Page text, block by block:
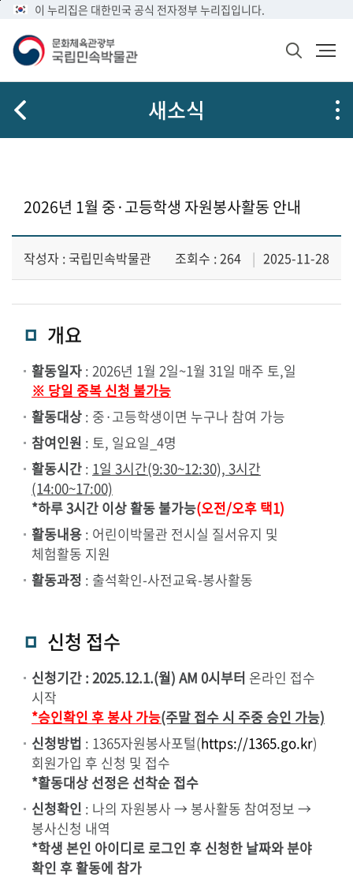
가
가
이 누리집은 대한민국 공식 전자정부 누리집입니다.
검
창
새소식
2026년 1월 중·고등학생 자원봉사활동 안내
작성자 : 국립민속박물관 조회수 : 264 2025-11-28
개요
활동일자 : 2026년 1월 2일~1월 31일 매주 토,일
※ 당일 중복 신청 불가능
활동대상 : 중·고등학생이면 누구나 참여 가능
참여인원 : 토, 일요일_4명
활동시간 : 1일 3시간(9:30~12:30), 3시간
(14:00~17:00)
*하루 3시간 이상 활동 불가능(오전/오후 택1)
활동내용 : 어린이박물관 전시실 질서유지 및
체험활동 지원
활동과정 : 출석확인-사전교육-봉사활동
신청 접수
신청기간 : 2025.12.1.(월) AM 0시부터 온라인 접수
시작
*승인확인 후 봉사 가능(주말 접수 시 주중 승인 가능)
신청방법 : 1365자원봉사포털(https://1365.go.kr)
회원가입 후 신청 및 접수
*활동대상 선정은 선착순 접수
신청확인 : 나의 자원봉사 → 봉사활동 참여정보 →
봉사신청 내역
*학생 본인 아이디로 로그인 후 신청한 날짜와 분야
확인 후 활동에 참가